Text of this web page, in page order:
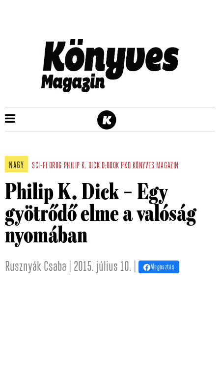
NAGY SCI-FI DROG PHILIP K. DICK D:BOOK PKD KÖNYVES MAGAZIN
Philip K. Dick – Egy
gyötrődő elme a valóság
nyomában
Rusznyák Csaba | 2015. július 10. | Megosztás